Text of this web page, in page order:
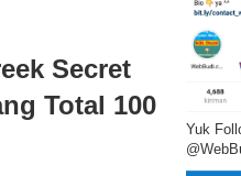
Secret
Total 100
Yuk